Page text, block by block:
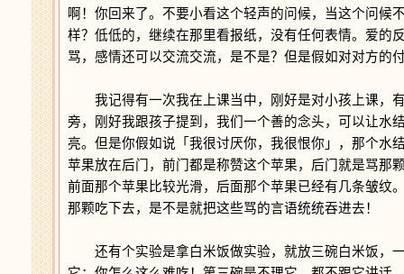
啊！你回来了。不要小看这个轻声的问候，当这个问候
样？低低的，继续在那里看报纸，没有任何表情。爱的
骂，感情还可以交流交流，是不是？但是假如对对方的
我记得有一次我在上课当中，刚好是对小孩上课，
旁，刚好我跟孩子提到，我们一个善的念头，可以让水
亮。但是你假如说「我很讨厌你，我很恨你」，那个水
苹果放在后门，前门都是称赞这个苹果，后门就是骂那
前面那个苹果比较光滑，后面那个苹果已经有几条皱纹
那颗吃下去，是不是就把这些骂的言语统统吞进去！
还有个实验是拿白米饭做实验，就放三碗白米饭，